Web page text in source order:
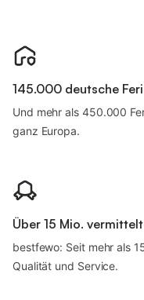
145.000 deutsche
Und mehr als 450.000
ganz Europa.
Über 15 Mio.
bestfewo: Seit mehr als
Qualität und Service.